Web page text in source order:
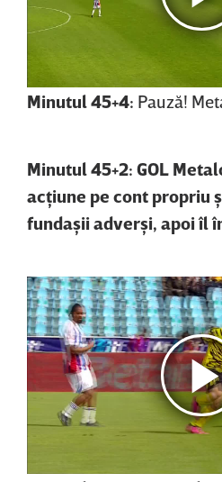
Minutul 45+4: Pauză!
Minutul 45+2: GOL
acţiune pe cont propriu
fundaşii adverşi, apoi îl